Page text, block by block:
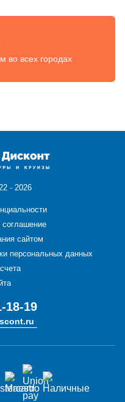
во всех городах
- 2026
соглашение
сайтом
персональных данных
18-19